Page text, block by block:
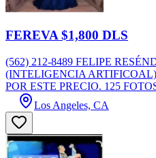
FEREVA $1,800 DLS
(562) 212-8489 FELIPE
(INTELIGENCIA
POR ESTE PRECIO. 125
Los Angeles, CA